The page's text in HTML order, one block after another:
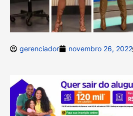
gerenciador novembro 26, 2022